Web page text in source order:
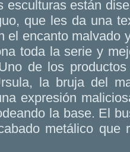
esculturas están
que les da una
el encanto malvado
toda la serie y
de los
la bruja del
expresión
la base. El
metálico que